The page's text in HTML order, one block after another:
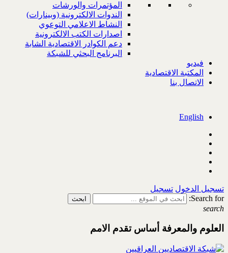
المؤتمرات والورشات
الندوات الالكترونية (وبينارات)
النشاط الاعلامي التوعوي
اصدارات الكتب الالكترونية
دعم الكوادر الاقتصادية الشابة
البرنامج البحثي للشبكة
فيديو
المكتبة الاقتصادية
الاتصال بنا
English
تسجيل الدخول تسجيل
Search for:
search
العلوم والمعرفة أساس تقدم الامم